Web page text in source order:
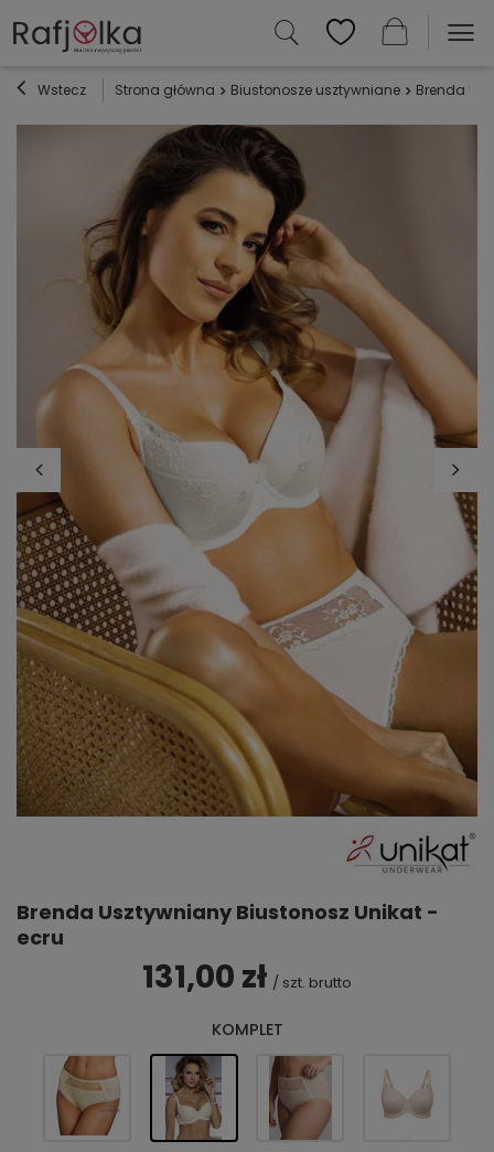
Wstecz Strona główna Biustonosze usztywniane Brenda
Brenda Usztywniany Biustonosz Unikat -
ecru
131,00 zł / szt. brutto
KOMPLET